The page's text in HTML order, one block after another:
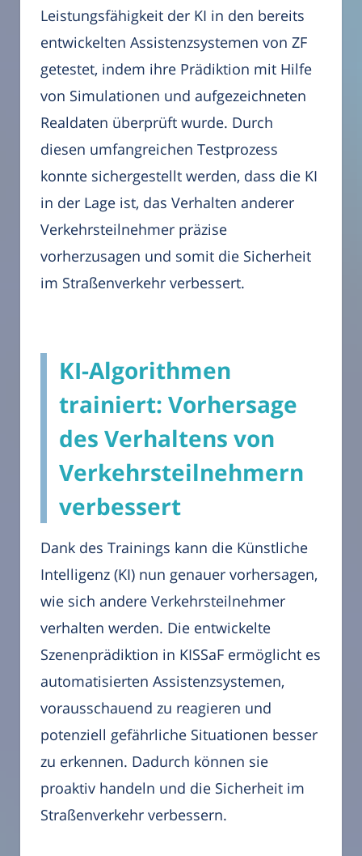
Leistungsfähigkeit der KI in den bereits
entwickelten Assistenzsystemen von ZF
getestet, indem ihre Prädiktion mit Hilfe
von Simulationen und aufgezeichneten
Realdaten überprüft wurde. Durch
diesen umfangreichen Testprozess
konnte sichergestellt werden, dass die KI
in der Lage ist, das Verhalten anderer
Verkehrsteilnehmer präzise
vorherzusagen und somit die Sicherheit
im Straßenverkehr verbessert.
KI-Algorithmen
trainiert: Vorhersage
des Verhaltens von
Verkehrsteilnehmern
verbessert
Dank des Trainings kann die Künstliche
Intelligenz (KI) nun genauer vorhersagen,
wie sich andere Verkehrsteilnehmer
verhalten werden. Die entwickelte
Szenenprädiktion in KISSaF ermöglicht es
automatisierten Assistenzsystemen,
vorausschauend zu reagieren und
potenziell gefährliche Situationen besser
zu erkennen. Dadurch können sie
proaktiv handeln und die Sicherheit im
Straßenverkehr verbessern.